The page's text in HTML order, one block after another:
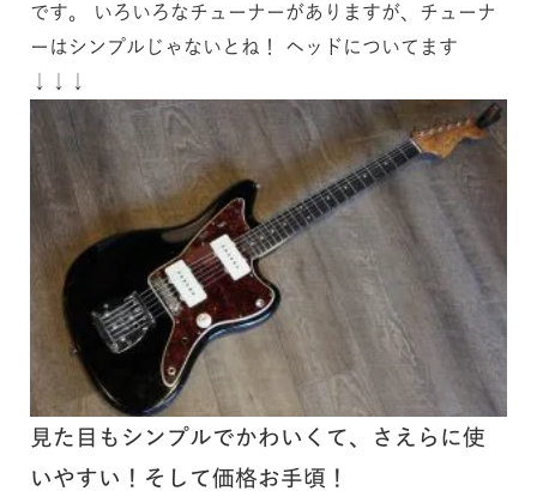
です。 いろいろなチューナーがありますが、チューナ
ーはシンプルじゃないとね！ ヘッドについてます
見た目もシンプルでかわいくて、さえらに使
いやすい！そして価格お手頃！